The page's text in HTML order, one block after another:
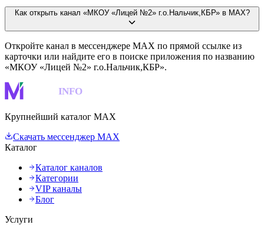
Как открыть канал «МКОУ «Лицей №2» г.о.Нальчик,КБР» в MAX?
Откройте канал в мессенджере MAX по прямой ссылке из
карточки или найдите его в поиске приложения по названию
«МКОУ «Лицей №2» г.о.Нальчик,КБР».
INFO
Крупнейший каталог MAX
Скачать мессенджер MAX
Каталог
Каталог каналов
Категории
VIP каналы
Блог
Услуги